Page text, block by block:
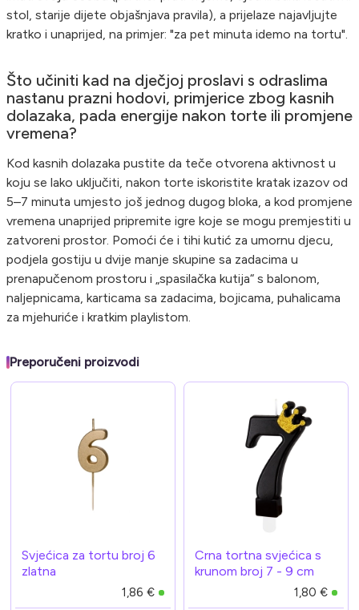
stol, starije dijete objašnjava pravila), a prijelaze najavljujte
kratko i unaprijed, na primjer: "za pet minuta idemo na tortu".
Što učiniti kad na dječjoj proslavi s odraslima
nastanu prazni hodovi, primjerice zbog kasnih
dolazaka, pada energije nakon torte ili promjene
vremena?
Kod kasnih dolazaka pustite da teče otvorena aktivnost u
koju se lako uključiti, nakon torte iskoristite kratak izazov od
5–7 minuta umjesto još jednog dugog bloka, a kod promjene
vremena unaprijed pripremite igre koje se mogu premjestiti u
zatvoreni prostor. Pomoći će i tihi kutić za umornu djecu,
podjela gostiju u dvije manje skupine sa zadacima u
prenapučenom prostoru i „spasilačka kutija“ s balonom,
naljepnicama, karticama sa zadacima, bojicama, puhalicama
za mjehuriće i kratkim playlistom.
Preporučeni proizvodi
Svjećica za tortu broj 6
zlatna
1,86 €
Crna tortna svjećica s
krunom broj 7 - 9 cm
1,80 €